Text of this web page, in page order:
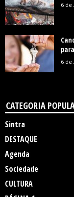
6 de
6 de
CATEGORIA
Sintra
DESTAQUE
Agenda
Sociedade
CULTURA